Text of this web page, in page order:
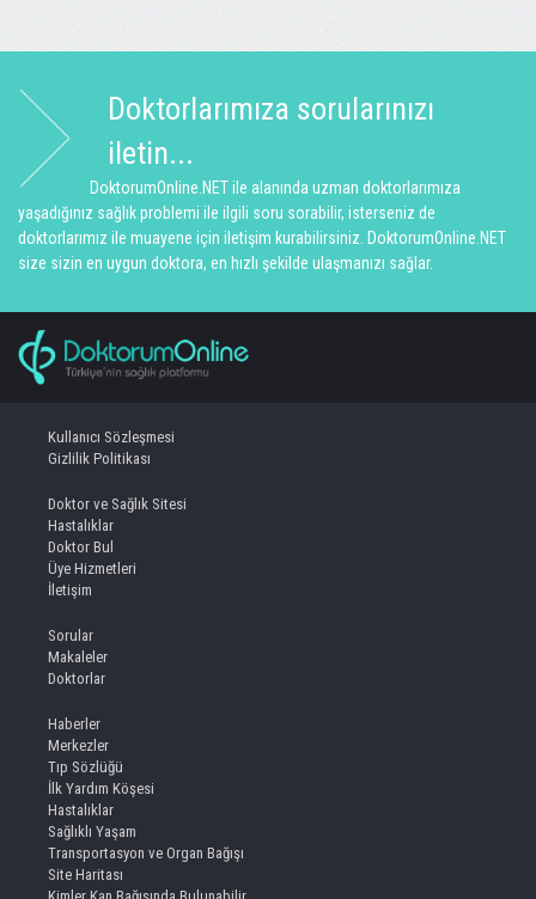
Doktorlarımıza sorularınızı
iletin...
DoktorumOnline.NET ile alanında uzman doktorlarımıza
yaşadığınız sağlık problemi ile ilgili soru sorabilir, isterseniz de
doktorlarımız ile muayene için iletişim kurabilirsiniz. DoktorumOnline.NET
size sizin en uygun doktora, en hızlı şekilde ulaşmanızı sağlar.
Kullanıcı Sözleşmesi
Gizlilik Politikası
Doktor ve Sağlık Sitesi
Hastalıklar
Doktor Bul
Üye Hizmetleri
İletişim
Sorular
Makaleler
Doktorlar
Haberler
Merkezler
Tıp Sözlüğü
İlk Yardım Köşesi
Hastalıklar
Sağlıklı Yaşam
Transportasyon ve Organ Bağışı
Site Haritası